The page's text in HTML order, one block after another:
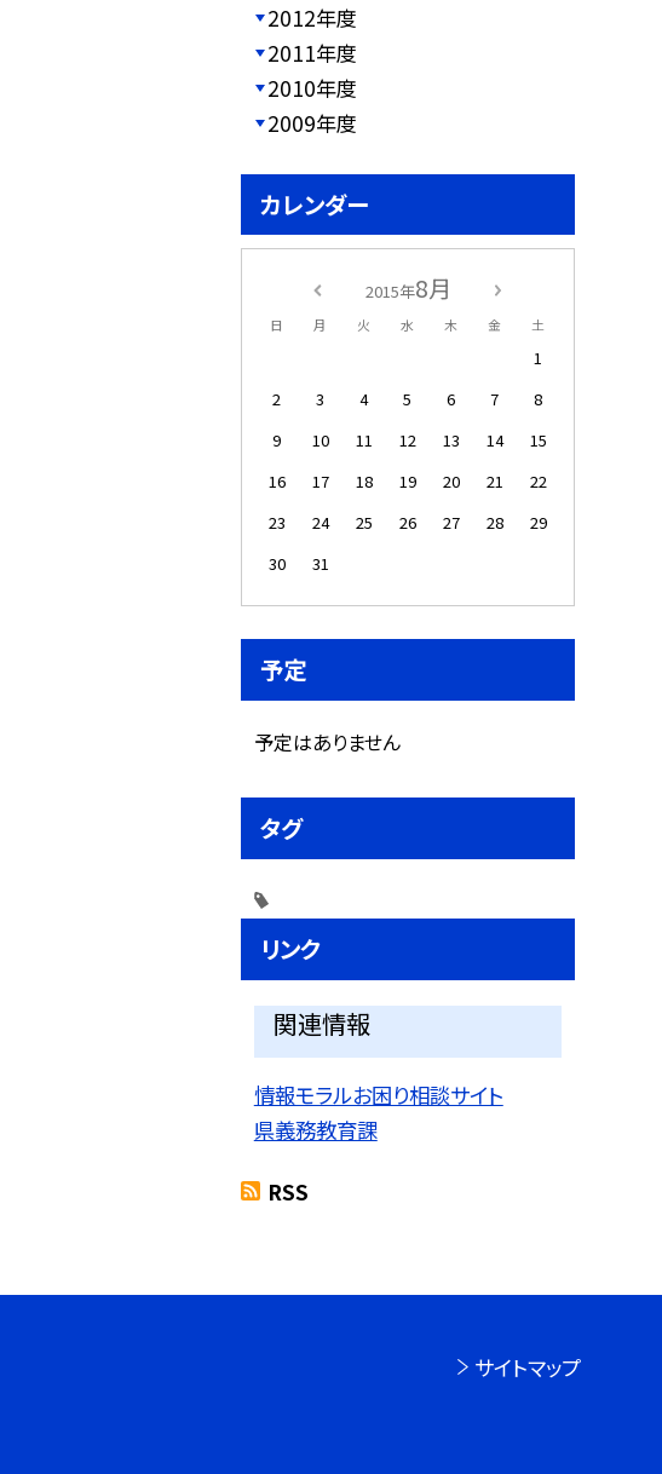
2012年度
2011年度
2010年度
2009年度
カレンダー
2015年8月
日 月 火 水 木 金 土
1
2
3 4 5 6 7
8
9
10 11 12 13 14
15
16
17 18 19 20 21
22
23
24 25 26 27 28
29
30
31
予定
予定はありません
タグ
リンク
関連情報
情報モラルお困り相談サイト
県義務教育課
RSS
サイトマップ